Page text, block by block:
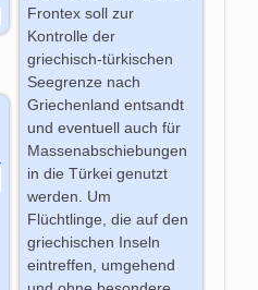
Frontex soll zur
Kontrolle der
griechisch-türkischen
Seegrenze nach
Griechenland entsandt
und eventuell auch für
Massenabschiebungen
in die Türkei genutzt
werden. Um
Flüchtlinge, die auf den
griechischen Inseln
eintreffen, umgehend